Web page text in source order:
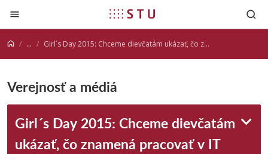
Prejsť na obsah
... Girl´s Day 2015: Chceme dievčatám ukázať, čo znamená pracovať v IT [teraz.sk]
Verejnosť a médiá
Girl´s Day 2015: Chceme dievčatám
ukázať, čo znamená pracovať v IT